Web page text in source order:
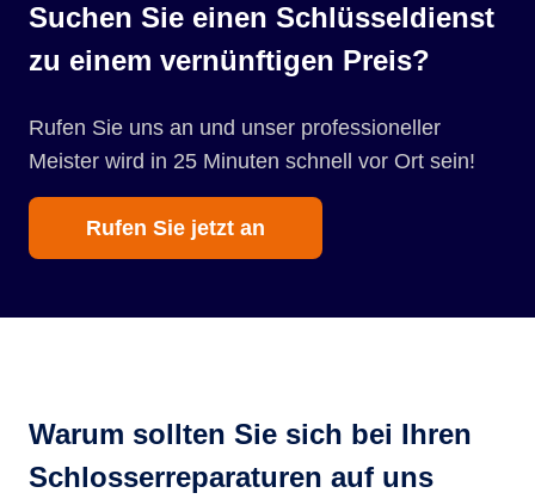
Suchen Sie einen Schlüsseldienst
zu einem vernünftigen Preis?
Rufen Sie uns an und unser professioneller
Meister wird in 25 Minuten schnell vor Ort sein!
Rufen Sie jetzt an
Warum sollten Sie sich bei Ihren
Schlosserreparaturen auf uns